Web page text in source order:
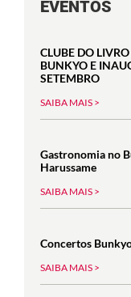
EVENTOS
CLUBE DO
BUNKYO E
SETEMBRO
SAIBA MAIS >
Gastronomia no
Harussame
SAIBA MAIS >
Concertos
SAIBA MAIS >